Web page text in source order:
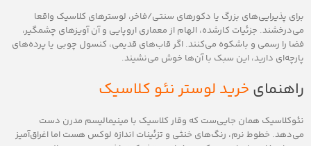
برای پذیرایی‌های بزرگ یا دکورهای سنتی/فاخر، لوسترهای کلاسیک واقعا
می‌درخشند. جزئیات کارشده، الهام از معماری اروپایی و آن آویزهای چشمگیر،
فضا را رسمی و باشکوه می‌کنند. اگر قاب‌های قدیمی، کنسول چوبی یا پرده‌های
پارچه‌ای دارید، این سبک با آن‌ها خوش می‌نشیند.
راهنمای خرید لوستر نئو کلاسیک
نئوکلاسیک همان جایی‌ست که وقار کلاسیک با مینیمالیسم مدرن دست
می‌دهد. خطوط نرم، رنگ‌های خنثی و تزئینات اندازه لوکس هست اما اغراق‌آمیز